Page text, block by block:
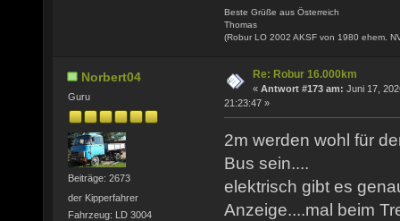
Beste Grüße aus Österreich
Thomas
(Robur LO 2002 AKSF von 1980 ehem.
Norbert04
Guru
Beiträge: 2673
der Kipperfahrer
Fahrzeug: LD 3004
Re: Robur 16.000km
« Antwort #173 am: Juni 17,
21:23:47 »
2m werden wohl für
Bus sein....
elektrisch gibt es
Anzeige....mal beim